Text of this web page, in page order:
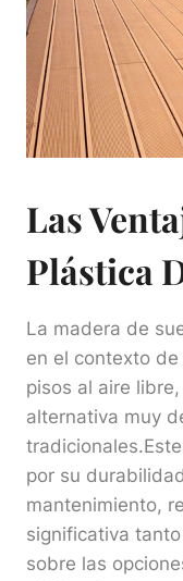
Las
Plástica
La madera de
en el contexto
pisos al aire
alternativa muy
por su
mantenimiento,
significativa
sobre las